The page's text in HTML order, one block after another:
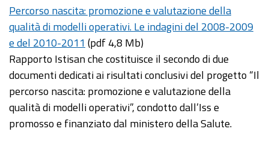
Percorso nascita: promozione e valutazione della
qualità di modelli operativi. Le indagini del 2008-2009
e del 2010-2011 (pdf 4,8 Mb)
Rapporto Istisan che costituisce il secondo di due
documenti dedicati ai risultati conclusivi del progetto “Il
percorso nascita: promozione e valutazione della
qualità di modelli operativi”, condotto dall’Iss e
promosso e finanziato dal ministero della Salute.